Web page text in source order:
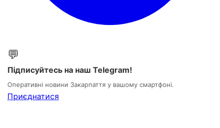
💬
Підписуйтесь на наш Telegram!
Оперативні новини Закарпаття у вашому смартфоні.
Приєднатися